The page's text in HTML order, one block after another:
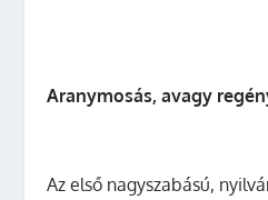
Aranymosás, avagy
Az első nagyszabású,